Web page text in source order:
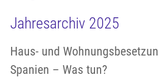
Jahresarchiv 2025
Haus- und
Spanien – Was tun?